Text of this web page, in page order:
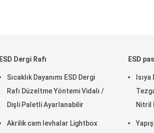
ESD Dergi Rafı
Sıcaklık Dayanımı ESD Dergi
Rafı Düzeltme Yöntemi Vidalı /
Dişli Paletli Ayarlanabilir
Akrilik cam levhalar Lightbox
ESD
Nitril